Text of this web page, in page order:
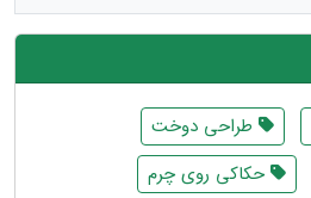
طراحی دوخت
حکاکی روی چرم